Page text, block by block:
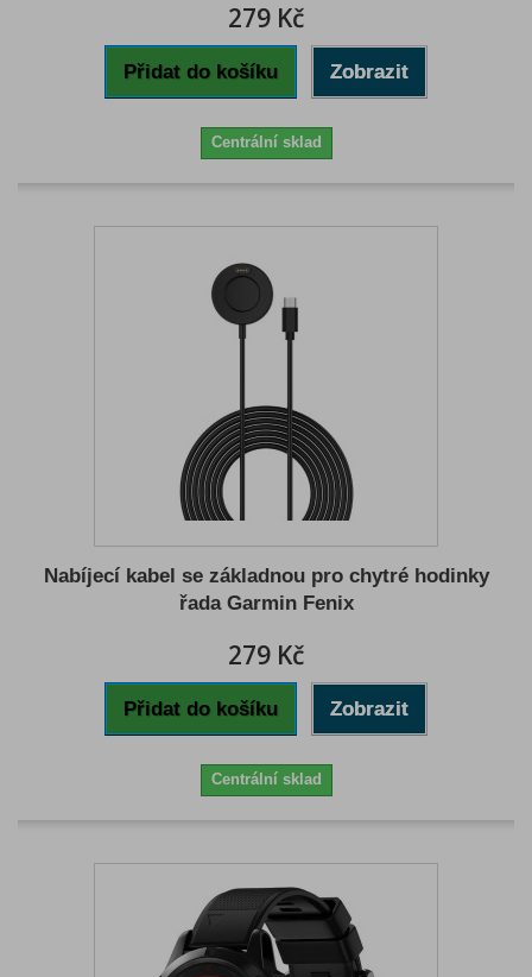
279 Kč
Přidat do košíku Zobrazit
Centrální sklad
Nabíjecí kabel se základnou pro chytré hodinky
řada Garmin Fenix
279 Kč
Přidat do košíku Zobrazit
Centrální sklad